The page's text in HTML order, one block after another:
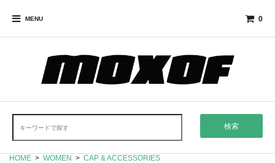
MENU 0
検索
HOME > WOMEN > CAP & ACCESSORIES